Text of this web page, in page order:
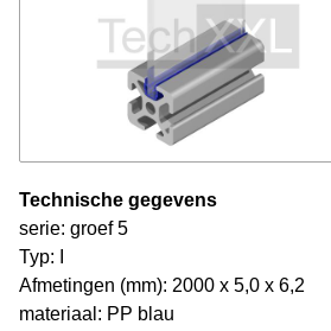
Technische gegevens
serie: groef 5
Typ: I
Afmetingen (mm): 2000 x 5,0 x 6,2
materiaal: PP blau